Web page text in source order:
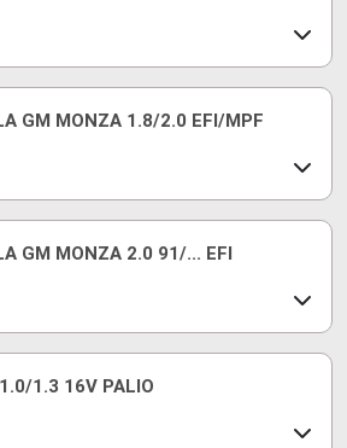
GM MONZA 1.8/2.0 EFI/MPF
GM MONZA 2.0 91/... EFI
1.3 16V PALIO